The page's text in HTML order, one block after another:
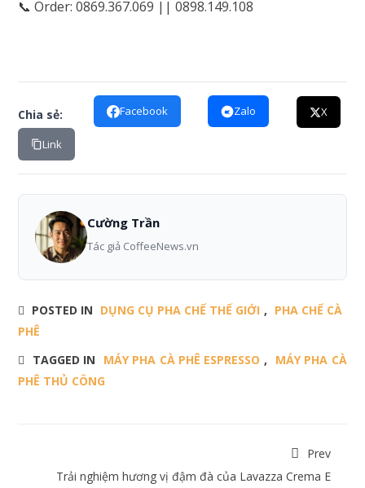
📞 Order: 0869.367.069 || 0898.149.108
Chia sẻ: Facebook Zalo X
Link
Cường Trần
Tác giả CoffeeNews.vn
POSTED IN DỤNG CỤ PHA CHẾ THẾ GIỚI , PHA CHẾ CÀ
PHÊ
TAGGED IN
MÁY PHA CÀ PHÊ ESPRESSO ,
MÁY PHA CÀ
PHÊ THỦ CÔNG
Prev
Trải nghiệm hương vị đậm đà của Lavazza Crema E